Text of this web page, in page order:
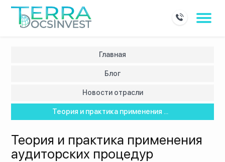
Главная
Блог
Новости отрасли
Теория и практика применения ...
Теория и практика применения
аудиторских процедур